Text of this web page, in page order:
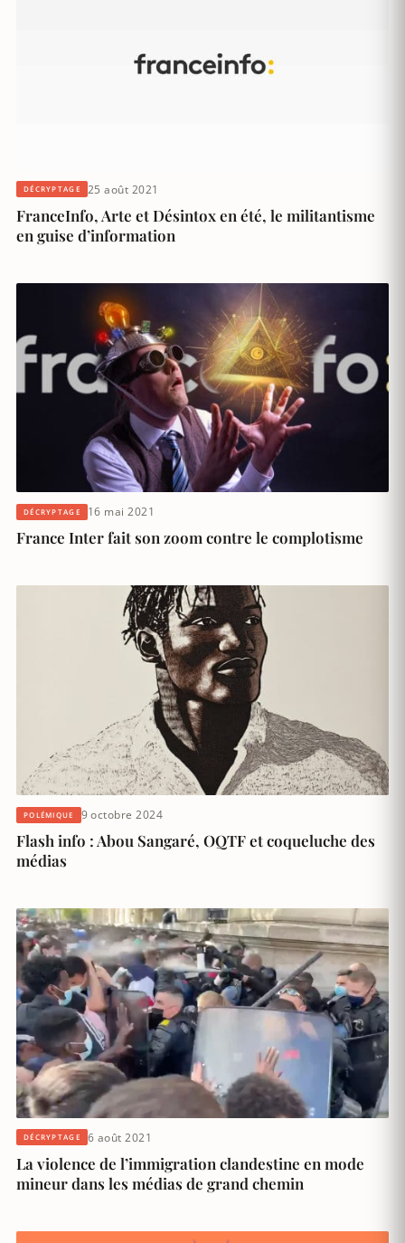
DÉCRYPTAGE 25 août 2021
FranceInfo, Arte et Désintox en été, le militantisme
en guise d’information
DÉCRYPTAGE 16 mai 2021
France Inter fait son zoom contre le complotisme
POLÉMIQUE 9 octobre 2024
Flash info : Abou Sangaré, OQTF et coqueluche des
médias
DÉCRYPTAGE 6 août 2021
La violence de l’immigration clandestine en mode
mineur dans les médias de grand chemin